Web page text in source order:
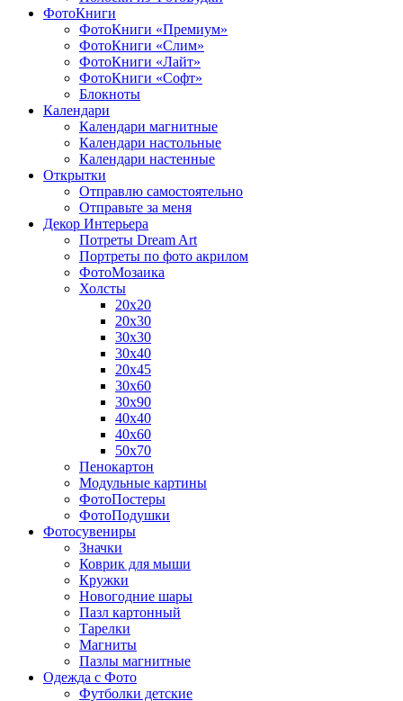
ФотоКниги
ФотоКниги «Премиум»
ФотоКниги «Слим»
ФотоКниги «Лайт»
ФотоКниги «Софт»
Блокноты
Календари
Календари магнитные
Календари настольные
Календари настенные
Открытки
Отправлю самостоятельно
Отправьте за меня
Декор Интерьера
Потреты Dream Art
Портреты по фото акрилом
ФотоМозаика
Холсты
20х20
20х30
30х30
30х40
20х45
30х60
30х90
40х40
40х60
50х70
Пенокартон
Модульные картины
ФотоПостеры
ФотоПодушки
Фотоcувениры
Значки
Коврик для мыши
Кружки
Новогодние шары
Пазл картонный
Тарелки
Магниты
Пазлы магнитные
Одежда с Фото
Футболки детские